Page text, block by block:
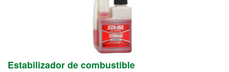
Estabilizador de combustible